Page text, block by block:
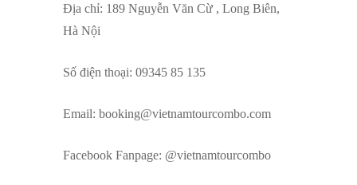
Địa chỉ: 189 Nguyễn Văn Cừ , Long Biên,
Hà Nội
Số điện thoại: 09345 85 135
Email: booking@vietnamtourcombo.com
Facebook Fanpage: @vietnamtourcombo